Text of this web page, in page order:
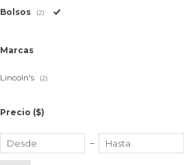
Bolsos (2)
Marcas
Lincoln's (2)
Precio ($)